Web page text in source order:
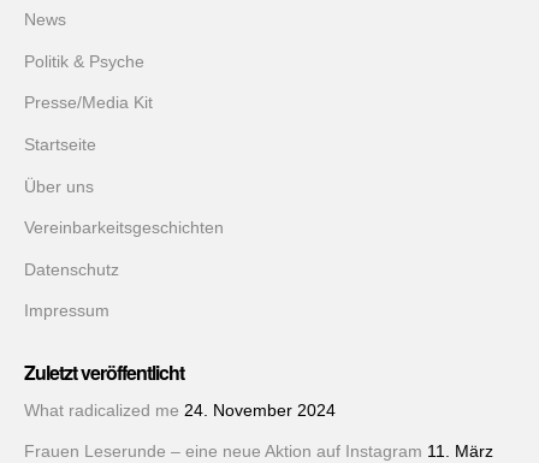
News
Politik & Psyche
Presse/Media Kit
Startseite
Über uns
Vereinbarkeitsgeschichten
Datenschutz
Impressum
Zuletzt veröffentlicht
What radicalized me 24. November 2024
Frauen Leserunde – eine neue Aktion auf Instagram 11. März